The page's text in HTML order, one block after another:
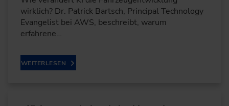
wirklich? Dr. Patrick Bartsch, Principal Technology
Evangelist bei AWS, beschreibt, warum
erfahrene…
WEITERLESEN